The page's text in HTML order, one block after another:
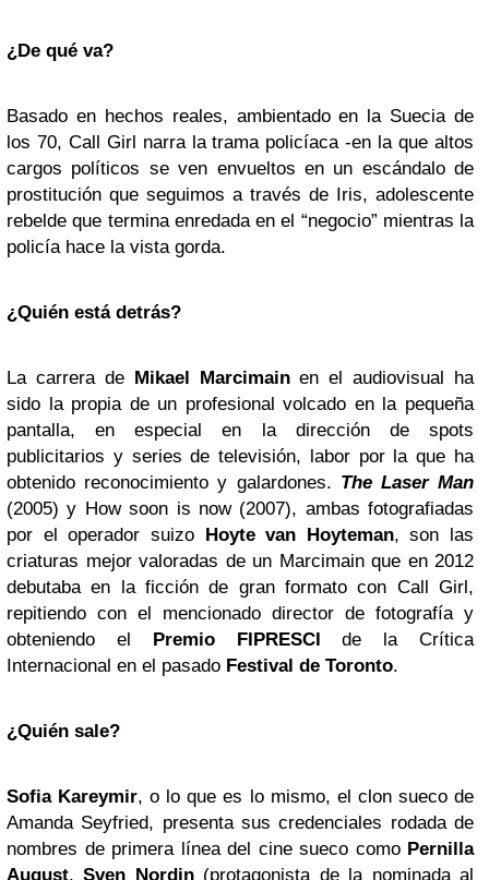
¿De qué va?
Basado en hechos reales, ambientado en la Suecia de
los 70, Call Girl narra la trama policíaca -en la que altos
cargos políticos se ven envueltos en un escándalo de
prostitución que seguimos a través de Iris, adolescente
rebelde que termina enredada en el “negocio” mientras la
policía hace la vista gorda.
¿Quién está detrás?
La carrera de Mikael Marcimainen el audiovisual ha
sido la propia de un profesional volcado en la pequeña
pantalla, en especial en la dirección de spots
publicitarios y series de televisión, labor por la que ha
obtenido reconocimiento y galardones. The Laser Man
(2005) y How soon is now (2007), ambas fotografiadas
por el operador suizoHoyte van Hoyteman, son las
criaturas mejor valoradas de un Marcimain que en 2012
debutaba en la ficción de gran formato con Call Girl,
repitiendo con el mencionado director de fotografía y
obteniendo el Premio FIPRESCI de la Crítica
Internacional en el pasado Festival de Toronto.
¿Quién sale?
Sofia Kareymir, o lo que es lo mismo, el clon sueco de
Amanda Seyfried, presenta sus credenciales rodada de
nombres de primera línea del cine sueco como Pernilla
August,Sven Nordin(protagonista de la nominada al